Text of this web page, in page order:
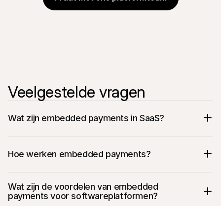
Veelgestelde vragen
Wat zijn embedded payments in SaaS?
Hoe werken embedded payments?
Wat zijn de voordelen van embedded
payments voor softwareplatformen?